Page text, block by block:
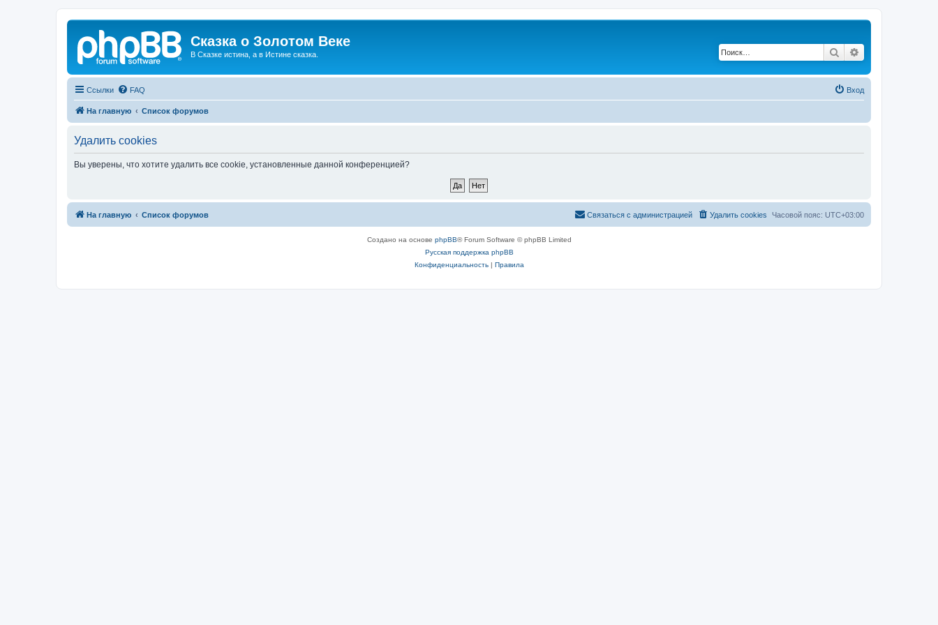
Сказка о Золотом Веке
В Сказке истина, а в Истине сказка. Поиск
Ссылки FAQ Вход
На главную Список форумов
Удалить cookies
Вы уверены, что хотите удалить все cookie, установленные данной конференцией?
На главную Список форумов Часовой пояс: UTC+03:00
Удалить cookies
Связаться с администрацией
Создано на основе phpBB® Forum Software © phpBB Limited
Русская поддержка phpBB
Конфиденциальность| Правила